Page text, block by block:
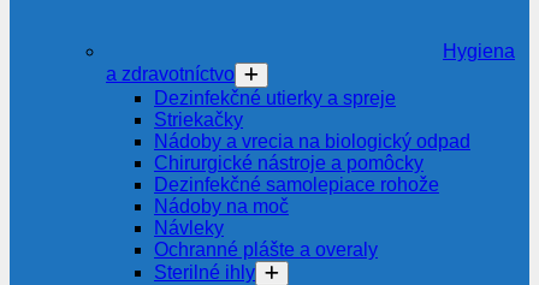
Hygiena
a zdravotníctvo
Dezinfekčné utierky a spreje
Striekačky
Nádoby a vrecia na biologický odpad
Chirurgické nástroje a pomôcky
Dezinfekčné samolepiace rohože
Nádoby na moč
Návleky
Ochranné plášte a overaly
Sterilné ihly